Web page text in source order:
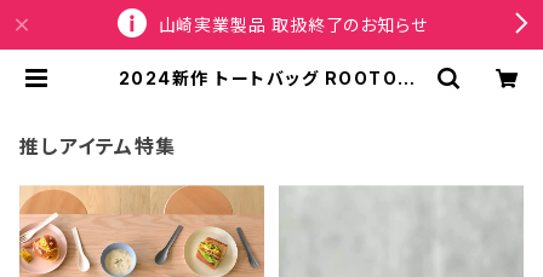
山崎実業製品 取扱終了のお知らせ
2024新作 トートバッグ ROOTOTE
ド-C Yeti イエティ | SPORTUS
推しアイテム特集